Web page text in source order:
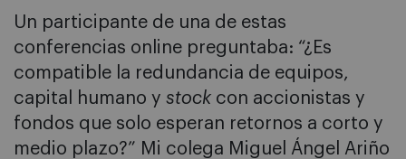
Un participante de una de estas
conferencias online preguntaba: “¿Es
compatible la redundancia de equipos,
capital humano y stock con accionistas y
fondos que solo esperan retornos a corto y
medio plazo?” Mi colega Miguel Ángel Ariño